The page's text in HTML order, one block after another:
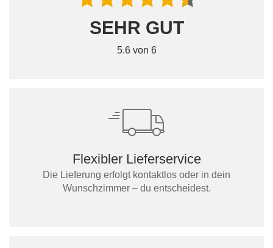
SEHR GUT
5.6 von 6
Flexibler Lieferservice
Die Lieferung erfolgt kontaktlos oder in dein
Wunschzimmer – du entscheidest.